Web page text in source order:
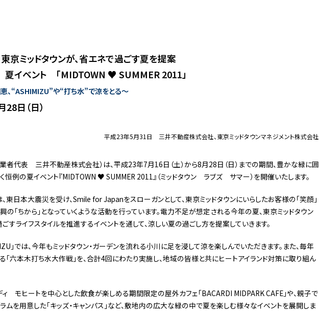
ミッドタウンが、省エネで過ごす夏を提案
夏イベント 「MIDTOWN ♥ SUMMER 2011」
、“ASHIMIZU”や“打ち水”で涼をとる〜
日（日）
平成23年5月31日 三井不動産株式会社、東京ミッドタウンマネジメント株式会社
者代表 三井不動産株式会社）は、平成23年7月16日（土）から8月28日（日）までの期間、豊かな緑に囲
恒例の夏イベント『MIDTOWN ♥ SUMMER 2011』（ミッドタウン ラブズ サマー）を開催いたします。
東日本大震災を受け、Smile for Japanをスローガンとして、東京ミッドタウンにいらしたお客様の「笑顔」
興の「ちから」となっていくような活動を行っています。電力不足が想定される今年の夏、東京ミッドタウン
すライフスタイルを推進するイベントを通して、涼しい夏の過ごし方を提案していきます。
」では、今年もミッドタウン・ガーデンを流れる小川に足を浸して涼を楽しんでいただきます。また、毎年
「六本木打ち水大作戦」を、合計4回にわたり実施し、地域の皆様と共にヒートアイランド対策に取り組ん
モヒートを中心とした飲食が楽しめる期間限定の屋外カフェ「BACARDI MIDPARK CAFE」や、親子で
を用意した「キッズ・キャンパス」など、敷地内の広大な緑の中で夏を楽しむ様々なイベントを展開しま